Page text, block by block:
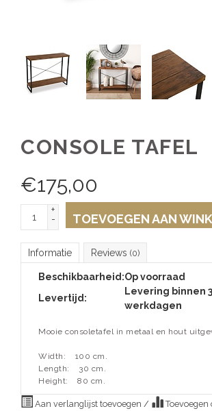
CONSOLE TAFEL
€175,00
+
-
TOEVOEGEN AAN
Informatie Reviews (0)
Beschikbaarheid:Op voorraad
Levertijd:
Levering binnen
werkdagen
Mooie consoletafel in metaal en hout
Width:
100 cm.
Length:
30 cm.
Height:
80 cm.
Aan verlanglijst toevoegen / Toevoegen